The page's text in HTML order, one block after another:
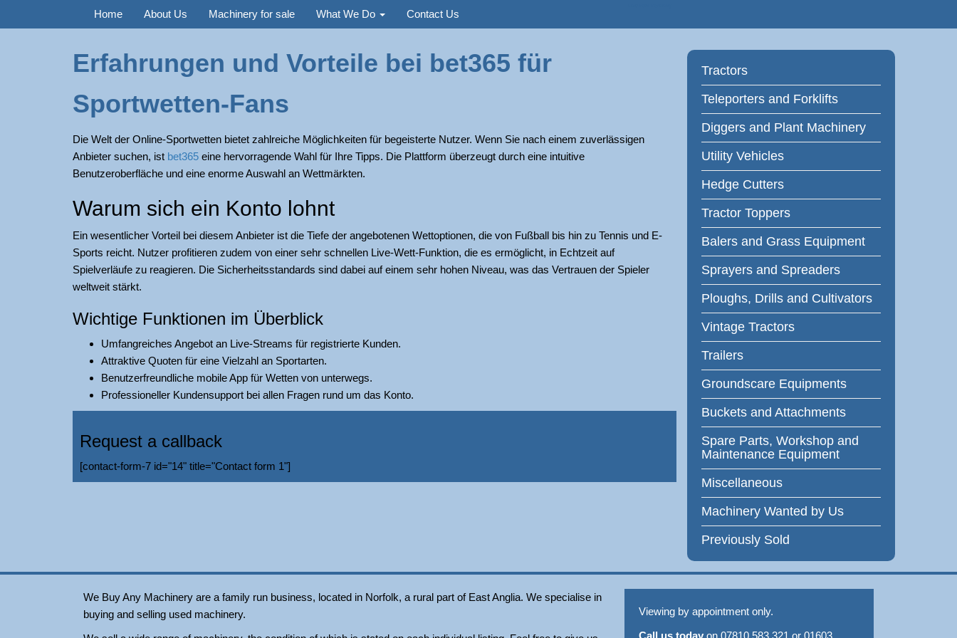
Home About Us Machinery for sale What We Do Contact Us
Erfahrungen und Vorteile bei bet365 für
Sportwetten-Fans
Die Welt der Online-Sportwetten bietet zahlreiche Möglichkeiten für begeisterte Nutzer. Wenn Sie nach einem zuverlässigen
Anbieter suchen, ist bet365 eine hervorragende Wahl für Ihre Tipps. Die Plattform überzeugt durch eine intuitive
Benutzeroberfläche und eine enorme Auswahl an Wettmärkten.
Warum sich ein Konto lohnt
Ein wesentlicher Vorteil bei diesem Anbieter ist die Tiefe der angebotenen Wettoptionen, die von Fußball bis hin zu Tennis und E-
Sports reicht. Nutzer profitieren zudem von einer sehr schnellen Live-Wett-Funktion, die es ermöglicht, in Echtzeit auf
Spielverläufe zu reagieren. Die Sicherheitsstandards sind dabei auf einem sehr hohen Niveau, was das Vertrauen der Spieler
weltweit stärkt.
Wichtige Funktionen im Überblick
Umfangreiches Angebot an Live-Streams für registrierte Kunden.
Attraktive Quoten für eine Vielzahl an Sportarten.
Benutzerfreundliche mobile App für Wetten von unterwegs.
Professioneller Kundensupport bei allen Fragen rund um das Konto.
Request a callback
[contact-form-7 id="14" title="Contact form 1"]
Tractors
Teleporters and Forklifts
Diggers and Plant Machinery
Utility Vehicles
Hedge Cutters
Tractor Toppers
Balers and Grass Equipment
Sprayers and Spreaders
Ploughs, Drills and Cultivators
Vintage Tractors
Trailers
Groundscare Equipments
Buckets and Attachments
Spare Parts, Workshop and
Maintenance Equipment
Miscellaneous
Machinery Wanted by Us
Previously Sold
We Buy Any Machinery are a family run business, located in Norfolk, a rural part of East Anglia. We specialise in
buying and selling used machinery.
Viewing by appointment only.
Call us today on 07810 583 321 or 01603